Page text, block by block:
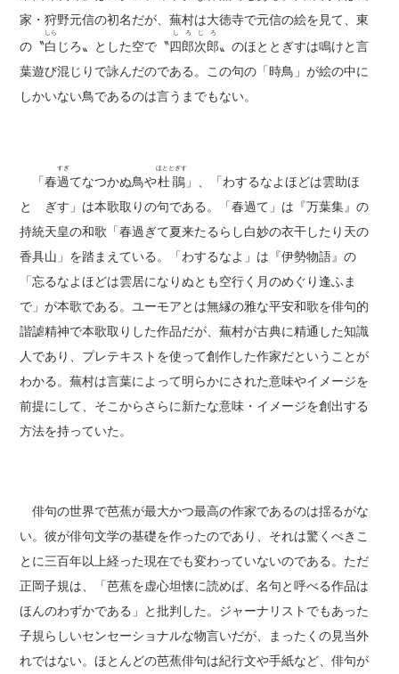
家・狩野元信の初名だが、蕪村は大徳寺で元信の絵を見て、東
の〝白
しら
じろ〟とした空で〝四
し
郎
ろ
次
じ
郎
ろ
〟のほととぎすは鳴けと言
葉遊び混じりで詠んだのである。この句の「時鳥」が絵の中に
しかいない鳥であるのは言うまでもない。
「春過
すぎ
てなつかぬ鳥や杜鵑
ほととぎす
」、「わするなよほどは雲助ほ
とゝぎす」は本歌取りの句である。「春過て」は『万葉集』の
持統天皇の和歌「春過ぎて夏来たるらし白妙の衣干したり天の
香具山」を踏まえている。「わするなよ」は『伊勢物語』の
「忘るなよほどは雲居になりぬとも空行く月のめぐり逢ふま
で」が本歌である。ユーモアとは無縁の雅な平安和歌を俳句的
諧謔精神で本歌取りした作品だが、蕪村が古典に精通した知識
人であり、プレテキストを使って創作した作家だということが
わかる。蕪村は言葉によって明らかにされた意味やイメージを
前提にして、そこからさらに新たな意味・イメージを創出する
方法を持っていた。
俳句の世界で芭蕉が最大かつ最高の作家であるのは揺るがな
い。彼が俳句文学の基礎を作ったのであり、それは驚くべきこ
とに三百年以上経った現在でも変わっていないのである。ただ
正岡子規は、「芭蕉を虚心坦懐に読めば、名句と呼べる作品は
ほんのわずかである」と批判した。ジャーナリストでもあった
子規らしいセンセーショナルな物言いだが、まったくの見当外
れではない。ほとんどの芭蕉俳句は紀行文や手紙など、俳句が